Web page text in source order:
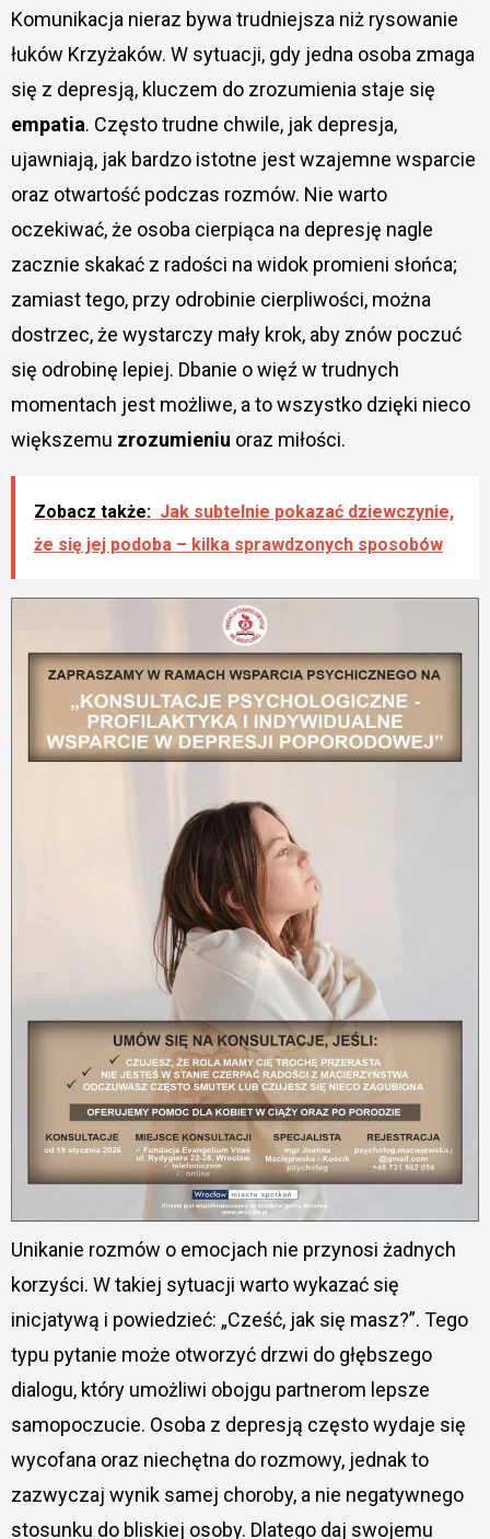
Komunikacja nieraz bywa trudniejsza niż rysowanie
łuków Krzyżaków. W sytuacji, gdy jedna osoba zmaga
się z depresją, kluczem do zrozumienia staje się
empatia. Często trudne chwile, jak depresja,
ujawniają, jak bardzo istotne jest wzajemne wsparcie
oraz otwartość podczas rozmów. Nie warto
oczekiwać, że osoba cierpiąca na depresję nagle
zacznie skakać z radości na widok promieni słońca;
zamiast tego, przy odrobinie cierpliwości, można
dostrzec, że wystarczy mały krok, aby znów poczuć
się odrobinę lepiej. Dbanie o więź w trudnych
momentach jest możliwe, a to wszystko dzięki nieco
większemu zrozumieniu oraz miłości.
Zobacz także: Jak subtelnie pokazać dziewczynie,
że się jej podoba – kilka sprawdzonych sposobów
Unikanie rozmów o emocjach nie przynosi żadnych
korzyści. W takiej sytuacji warto wykazać się
inicjatywą i powiedzieć: „Cześć, jak się masz?”. Tego
typu pytanie może otworzyć drzwi do głębszego
dialogu, który umożliwi obojgu partnerom lepsze
samopoczucie. Osoba z depresją często wydaje się
wycofana oraz niechętna do rozmowy, jednak to
zazwyczaj wynik samej choroby, a nie negatywnego
stosunku do bliskiej osoby. Dlatego daj swojemu